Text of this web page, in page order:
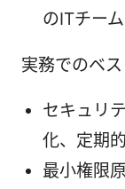
のITチー
実務でのベ
セキュリ
化、定期
最小権限